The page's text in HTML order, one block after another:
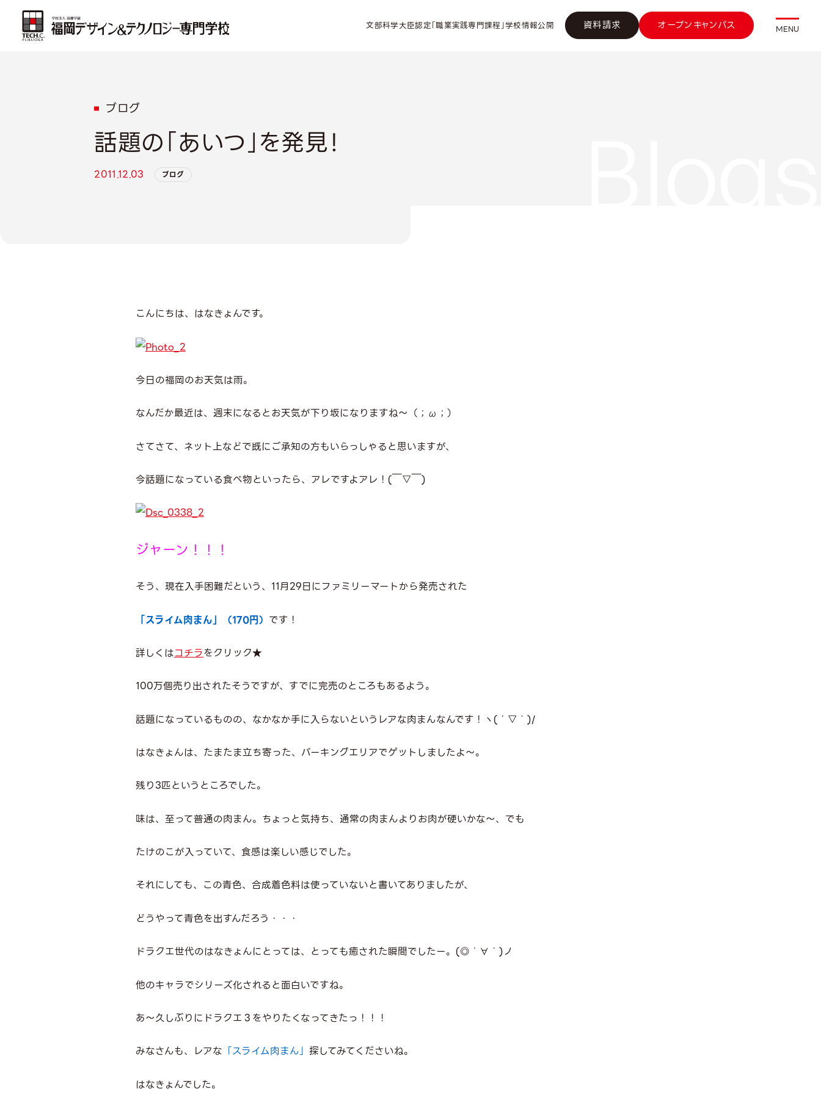
文部科学大臣認定「職業実践専門課程」学校情報公開 資料請求 オープンキャンパス MENU
ブログ
話題の「あいつ」を発見！
2011.12.03 ブログ
こんにちは、はなきょんです。
今日の福岡のお天気は雨。
なんだか最近は、週末になるとお天気が下り坂になりますね～（；ω；）
さてさて、ネット上などで既にご承知の方もいらっしゃると思いますが、
今話題になっている食べ物といったら、アレですよアレ！(￣▽￣)
ジャーン！！！
そう、現在入手困難だという、11月29日にファミリーマートから発売された
「スライム肉まん」（170円） です！
詳しくはコチラをクリック★
100万個売り出されたそうですが、すでに完売のところもあるよう。
話題になっているものの、なかなか手に入らないというレアな肉まんなんです！ヽ(´▽｀)/
はなきょんは、たまたま立ち寄った、パーキングエリアでゲットしましたよ～。
残り3匹というところでした。
味は、至って普通の肉まん。ちょっと気持ち、通常の肉まんよりお肉が硬いかな～、でも
たけのこが入っていて、食感は楽しい感じでした。
それにしても、この青色、合成着色料は使っていないと書いてありましたが、
どうやって青色を出すんだろう・・・
ドラクエ世代のはなきょんにとっては、とっても癒された瞬間でしたー。(◎´∀｀)ノ
他のキャラでシリーズ化されると面白いですね。
あ～久しぶりにドラクエ３をやりたくなってきたっ！！！
みなさんも、レアな 「スライム肉まん」 探してみてくださいね。
はなきょんでした。